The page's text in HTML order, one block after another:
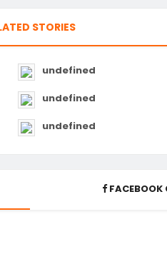
STORIES
undefined
undefined
undefined
FACEBOOK